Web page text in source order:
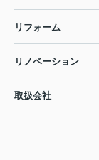
リフォーム
リノベーション
取扱会社